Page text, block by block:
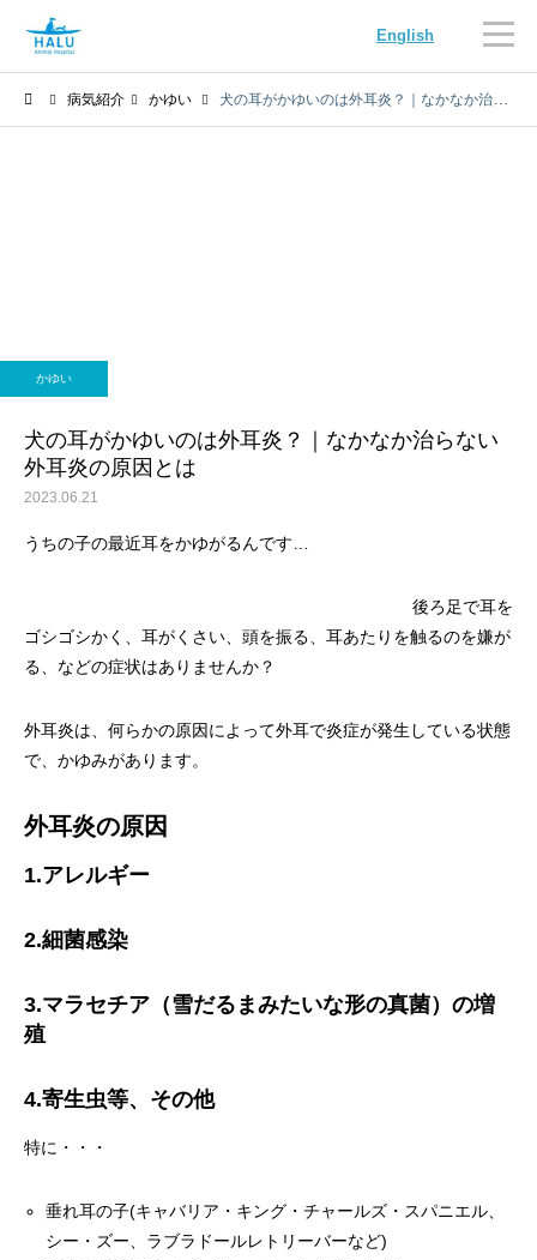
English
画像診断科
病気紹介 かゆい 犬の耳がかゆいのは外耳炎？｜なかなか治らない外耳炎の原因とは
かゆい
犬の耳がかゆいのは外耳炎？｜なかなか治らない
外耳炎の原因とは
2023.06.21
うちの子の最近耳をかゆがるんです…
後ろ足で耳を
ゴシゴシかく、耳がくさい、頭を振る、耳あたりを触るのを嫌が
る、などの症状はありませんか？
外耳炎は、何らかの原因によって外耳で炎症が発生している状態
で、かゆみがあります。
外耳炎の原因
1.アレルギー
2.細菌感染
3.マラセチア（雪だるまみたいな形の真菌）の増
殖
4.寄生虫等、その他
特に・・・
垂れ耳の子(キャバリア・キング・チャールズ・スパニエル、
シー・ズー、ラブラドールレトリーバーなど)